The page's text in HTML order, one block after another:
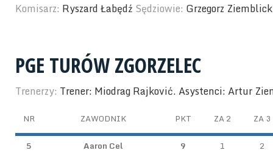
Komisarz: Ryszard Łabędź Sędziowie: Grzegorz
PGE TURÓW ZGORZELEC
Trenerzy: Trener: Miodrag Rajković. Asystenci: Artur
NR ZAWODNIK PKT ZA 2 ZA 3
5 Aaron Cel 9 1
2